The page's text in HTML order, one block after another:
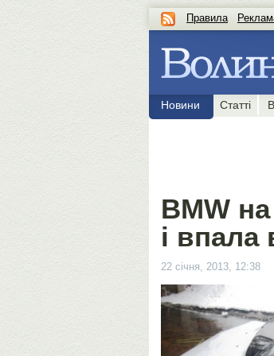
Правила
Новини Статті
BMW
і
22 січня, 2013, 12:38